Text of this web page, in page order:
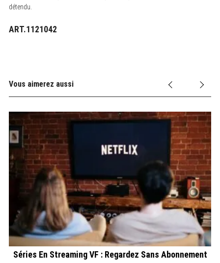
détendu.
ART.1121042
Vous aimerez aussi
Séries En Streaming VF : Regardez Sans Abonnement